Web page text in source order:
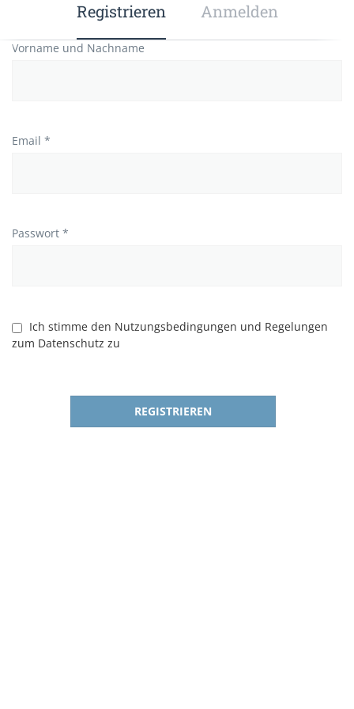
Registrieren Anmelden
Vorname und Nachname
Email *
Passwort *
Ich stimme den Nutzungsbedingungen und Regelungen
zum Datenschutz zu